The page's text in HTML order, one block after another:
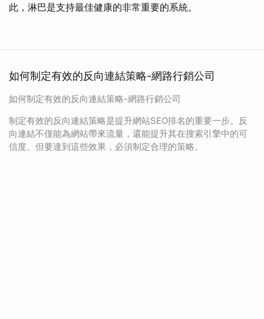
此，淋巴是支持最佳健康的非常重要的系統。
如何制定有效的反向連結策略-網路行銷公司
如何制定有效的反向連結策略-網路行銷公司
制定有效的反向連結策略是提升網站SEO排名的重要一步。反
向連結不僅能為網站帶來流量，還能提升其在搜索引擎中的可
信度。但要達到這些效果，必須制定合理的策略。